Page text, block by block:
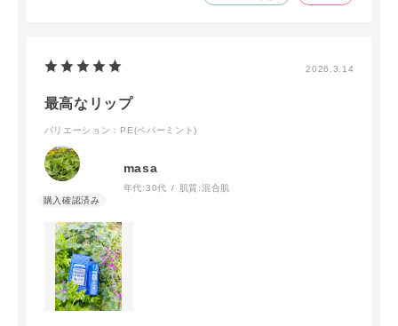
2026.3.14
最高なリップ
バリエーション：PE(ペパーミント)
masa
年代:30代 肌質:混合肌